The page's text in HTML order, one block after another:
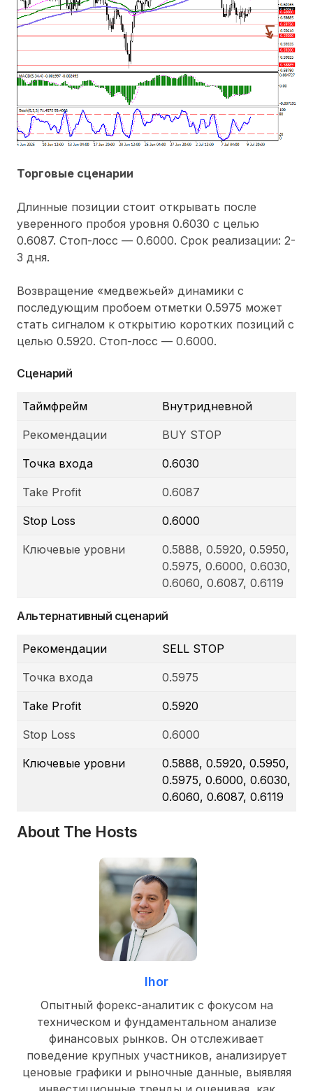
Торговые сценарии
Длинные позиции стоит открывать после
уверенного пробоя уровня 0.6030 с целью
0.6087. Стоп-лосс — 0.6000. Срок реализации: 2-
3 дня.
Возвращение «медвежьей» динамики с
последующим пробоем отметки 0.5975 может
стать сигналом к открытию коротких позиций с
целью 0.5920. Стоп-лосс — 0.6000.
Сценарий
Таймфрейм Внутридневной
Рекомендации BUY STOP
Точка входа 0.6030
Take Profit 0.6087
Stop Loss 0.6000
Ключевые уровни
0.5888, 0.5920, 0.5950,
0.5975, 0.6000, 0.6030,
0.6060, 0.6087, 0.6119
Альтернативный сценарий
Рекомендации SELL STOP
Точка входа 0.5975
Take Profit 0.5920
Stop Loss 0.6000
Ключевые уровни
0.5888, 0.5920, 0.5950,
0.5975, 0.6000, 0.6030,
0.6060, 0.6087, 0.6119
About The Hosts
Ihor
Опытный форекс-аналитик с фокусом на
техническом и фундаментальном анализе
финансовых рынков. Он отслеживает
поведение крупных участников, анализирует
ценовые графики и рыночные данные, выявляя